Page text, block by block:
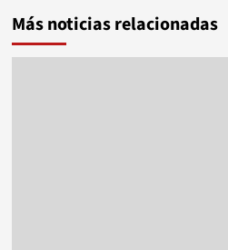
Más noticias relacionadas